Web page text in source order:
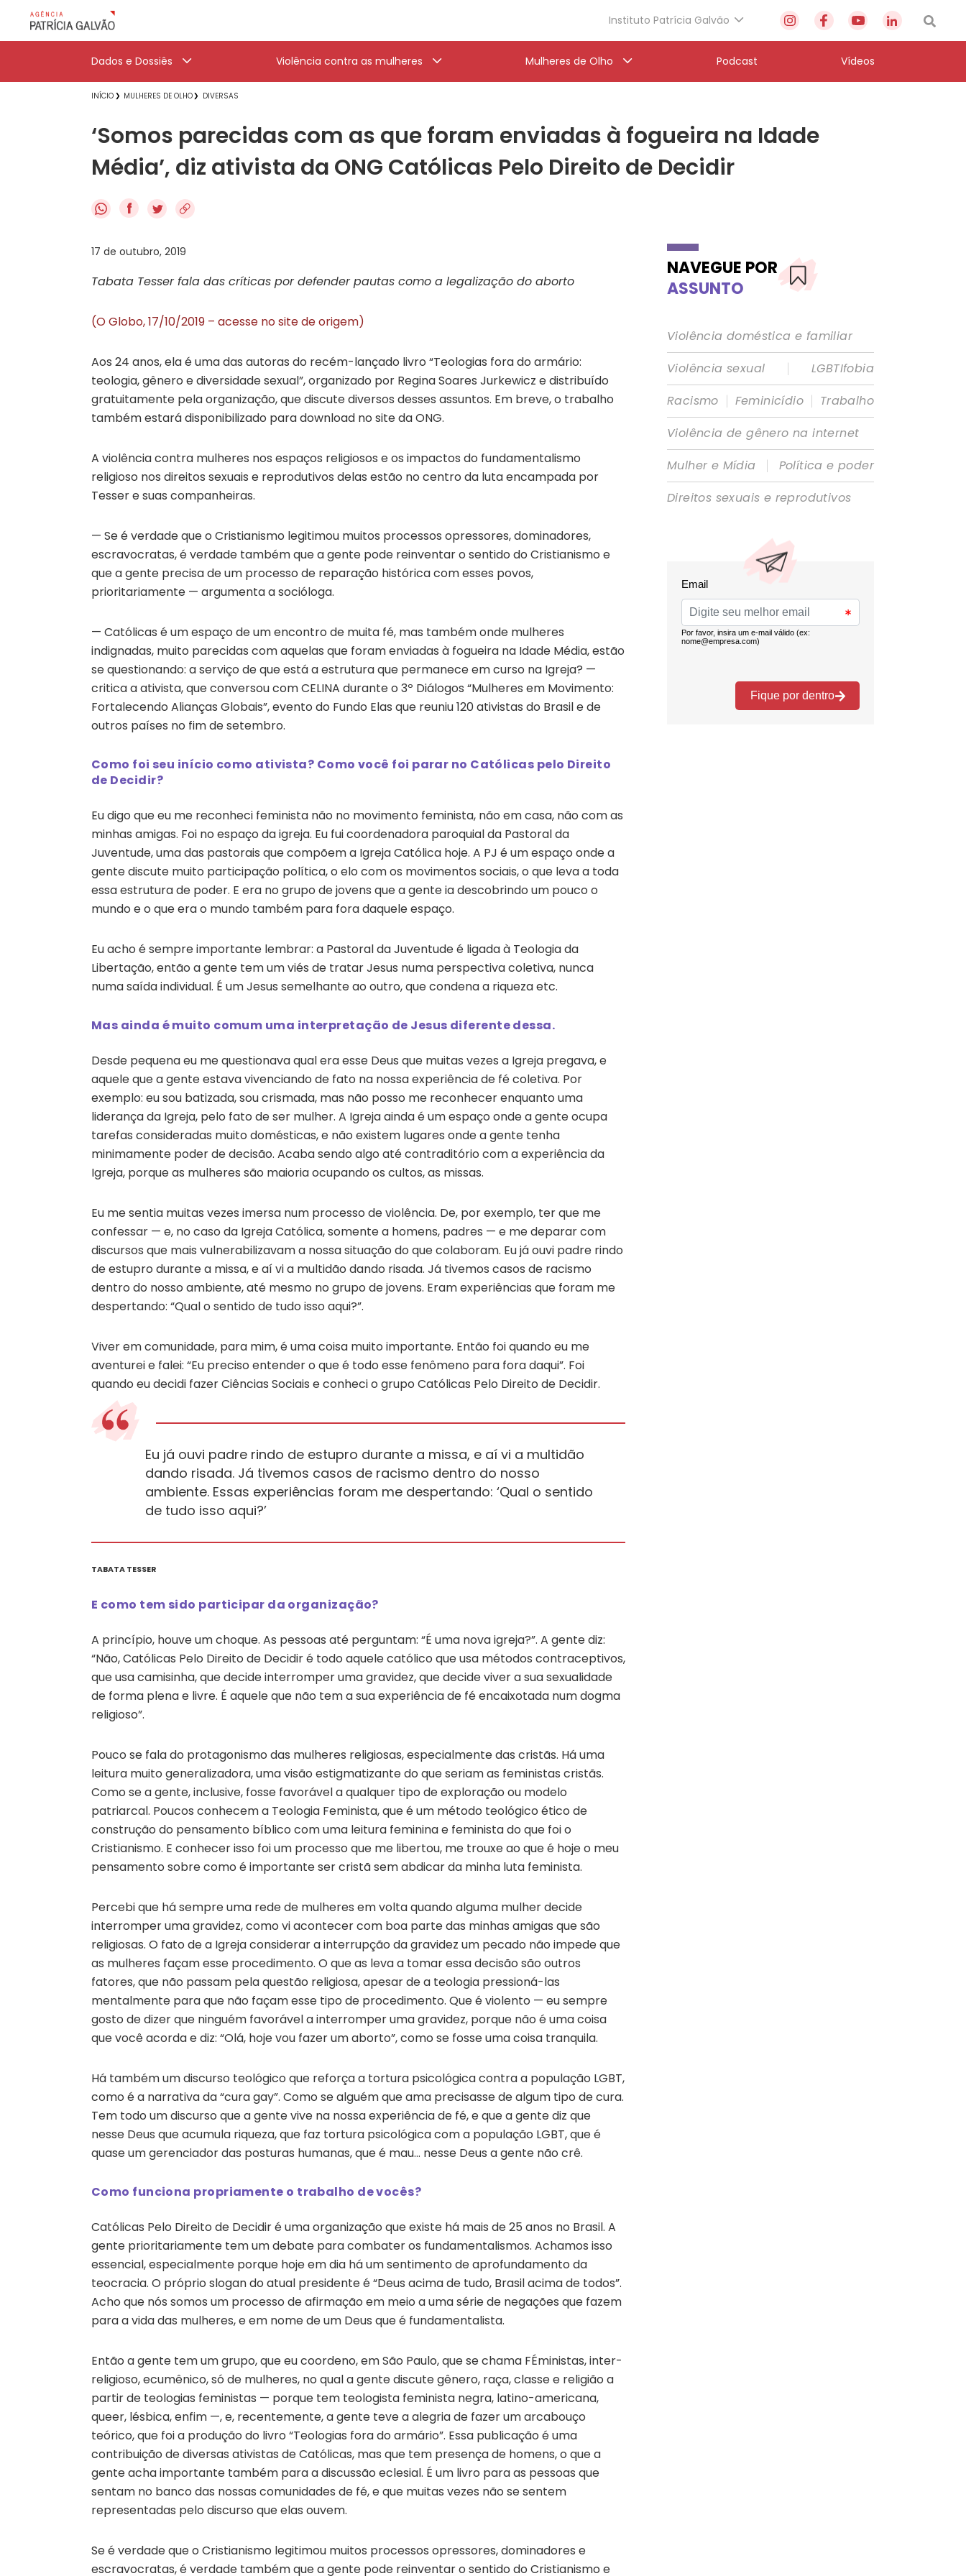
Instituto Patrícia Galvão
Dados e Dossiês Violência contra as mulheres Mulheres de Olho Podcast Vídeos
INÍCIO MULHERES DE OLHO DIVERSAS
‘Somos parecidas com as que foram enviadas à fogueira na Idade
Média’, diz ativista da ONG Católicas Pelo Direito de Decidir
f
17 de outubro, 2019
Tabata Tesser fala das críticas por defender pautas como a legalização do aborto
(O Globo, 17/10/2019 – acesse no site de origem)
Aos 24 anos, ela é uma das autoras do recém-lançado livro “Teologias fora do armário:
teologia, gênero e diversidade sexual”, organizado por Regina Soares Jurkewicz e distribuído
gratuitamente pela organização, que discute diversos desses assuntos. Em breve, o trabalho
também estará disponibilizado para download no site da ONG.
A violência contra mulheres nos espaços religiosos e os impactos do fundamentalismo
religioso nos direitos sexuais e reprodutivos delas estão no centro da luta encampada por
Tesser e suas companheiras.
— Se é verdade que o Cristianismo legitimou muitos processos opressores, dominadores,
escravocratas, é verdade também que a gente pode reinventar o sentido do Cristianismo e
que a gente precisa de um processo de reparação histórica com esses povos,
prioritariamente — argumenta a socióloga.
— Católicas é um espaço de um encontro de muita fé, mas também onde mulheres
indignadas, muito parecidas com aquelas que foram enviadas à fogueira na Idade Média, estão
se questionando: a serviço de que está a estrutura que permanece em curso na Igreja? —
critica a ativista, que conversou com CELINA durante o 3º Diálogos “Mulheres em Movimento:
Fortalecendo Alianças Globais”, evento do Fundo Elas que reuniu 120 ativistas do Brasil e de
outros países no fim de setembro.
Como foi seu início como ativista? Como você foi parar no Católicas pelo Direito
de Decidir?
Eu digo que eu me reconheci feminista não no movimento feminista, não em casa, não com as
minhas amigas. Foi no espaço da igreja. Eu fui coordenadora paroquial da Pastoral da
Juventude, uma das pastorais que compõem a Igreja Católica hoje. A PJ é um espaço onde a
gente discute muito participação política, o elo com os movimentos sociais, o que leva a toda
essa estrutura de poder. E era no grupo de jovens que a gente ia descobrindo um pouco o
mundo e o que era o mundo também para fora daquele espaço.
Eu acho é sempre importante lembrar: a Pastoral da Juventude é ligada à Teologia da
Libertação, então a gente tem um viés de tratar Jesus numa perspectiva coletiva, nunca
numa saída individual. É um Jesus semelhante ao outro, que condena a riqueza etc.
Mas ainda é muito comum uma interpretação de Jesus diferente dessa.
Desde pequena eu me questionava qual era esse Deus que muitas vezes a Igreja pregava, e
aquele que a gente estava vivenciando de fato na nossa experiência de fé coletiva. Por
exemplo: eu sou batizada, sou crismada, mas não posso me reconhecer enquanto uma
liderança da Igreja, pelo fato de ser mulher. A Igreja ainda é um espaço onde a gente ocupa
tarefas consideradas muito domésticas, e não existem lugares onde a gente tenha
minimamente poder de decisão. Acaba sendo algo até contraditório com a experiência da
Igreja, porque as mulheres são maioria ocupando os cultos, as missas.
Eu me sentia muitas vezes imersa num processo de violência. De, por exemplo, ter que me
confessar — e, no caso da Igreja Católica, somente a homens, padres — e me deparar com
discursos que mais vulnerabilizavam a nossa situação do que colaboram. Eu já ouvi padre rindo
de estupro durante a missa, e aí vi a multidão dando risada. Já tivemos casos de racismo
dentro do nosso ambiente, até mesmo no grupo de jovens. Eram experiências que foram me
despertando: “Qual o sentido de tudo isso aqui?”.
Viver em comunidade, para mim, é uma coisa muito importante. Então foi quando eu me
aventurei e falei: “Eu preciso entender o que é todo esse fenômeno para fora daqui”. Foi
quando eu decidi fazer Ciências Sociais e conheci o grupo Católicas Pelo Direito de Decidir.
Eu já ouvi padre rindo de estupro durante a missa, e aí vi a multidão
dando risada. Já tivemos casos de racismo dentro do nosso
ambiente. Essas experiências foram me despertando: ‘Qual o sentido
de tudo isso aqui?’
TABATA TESSER
E como tem sido participar da organização?
A princípio, houve um choque. As pessoas até perguntam: “É uma nova igreja?”. A gente diz:
“Não, Católicas Pelo Direito de Decidir é todo aquele católico que usa métodos contraceptivos,
que usa camisinha, que decide interromper uma gravidez, que decide viver a sua sexualidade
de forma plena e livre. É aquele que não tem a sua experiência de fé encaixotada num dogma
religioso”.
Pouco se fala do protagonismo das mulheres religiosas, especialmente das cristãs. Há uma
leitura muito generalizadora, uma visão estigmatizante do que seriam as feministas cristãs.
Como se a gente, inclusive, fosse favorável a qualquer tipo de exploração ou modelo
patriarcal. Poucos conhecem a Teologia Feminista, que é um método teológico ético de
construção do pensamento bíblico com uma leitura feminina e feminista do que foi o
Cristianismo. E conhecer isso foi um processo que me libertou, me trouxe ao que é hoje o meu
pensamento sobre como é importante ser cristã sem abdicar da minha luta feminista.
Percebi que há sempre uma rede de mulheres em volta quando alguma mulher decide
interromper uma gravidez, como vi acontecer com boa parte das minhas amigas que são
religiosas. O fato de a Igreja considerar a interrupção da gravidez um pecado não impede que
as mulheres façam esse procedimento. O que as leva a tomar essa decisão são outros
fatores, que não passam pela questão religiosa, apesar de a teologia pressioná-las
mentalmente para que não façam esse tipo de procedimento. Que é violento — eu sempre
gosto de dizer que ninguém favorável a interromper uma gravidez, porque não é uma coisa
que você acorda e diz: “Olá, hoje vou fazer um aborto”, como se fosse uma coisa tranquila.
Há também um discurso teológico que reforça a tortura psicológica contra a população LGBT,
como é a narrativa da “cura gay”. Como se alguém que ama precisasse de algum tipo de cura.
Tem todo um discurso que a gente vive na nossa experiência de fé, e que a gente diz que
nesse Deus que acumula riqueza, que faz tortura psicológica com a população LGBT, que é
quase um gerenciador das posturas humanas, que é mau… nesse Deus a gente não crê.
Como funciona propriamente o trabalho de vocês?
Católicas Pelo Direito de Decidir é uma organização que existe há mais de 25 anos no Brasil. A
gente prioritariamente tem um debate para combater os fundamentalismos. Achamos isso
essencial, especialmente porque hoje em dia há um sentimento de aprofundamento da
teocracia. O próprio slogan do atual presidente é “Deus acima de tudo, Brasil acima de todos”.
Acho que nós somos um processo de afirmação em meio a uma série de negações que fazem
para a vida das mulheres, e em nome de um Deus que é fundamentalista.
Então a gente tem um grupo, que eu coordeno, em São Paulo, que se chama FÉministas, inter-
religioso, ecumênico, só de mulheres, no qual a gente discute gênero, raça, classe e religião a
partir de teologias feministas — porque tem teologista feminista negra, latino-americana,
queer, lésbica, enfim —, e, recentemente, a gente teve a alegria de fazer um arcabouço
teórico, que foi a produção do livro “Teologias fora do armário”. Essa publicação é uma
contribuição de diversas ativistas de Católicas, mas que tem presença de homens, o que a
gente acha importante também para a discussão eclesial. É um livro para as pessoas que
sentam no banco das nossas comunidades de fé, e que muitas vezes não se sentem
representadas pelo discurso que elas ouvem.
Se é verdade que o Cristianismo legitimou muitos processos opressores, dominadores e
escravocratas, é verdade também que a gente pode reinventar o sentido do Cristianismo e
NAVEGUE POR
ASSUNTO
Violência doméstica e familiar
Violência sexual
|
LGBTIfobia
Racismo | Feminicídio | Trabalho
Violência de gênero na internet
Mulher e Mídia
|
Política e poder
Direitos sexuais e reprodutivos